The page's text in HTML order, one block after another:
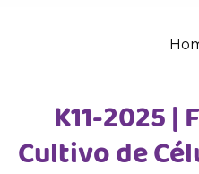
K11-2025 |
Cultivo de